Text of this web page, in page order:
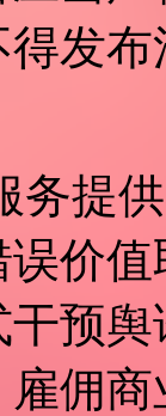
发
务提
价
预
雇佣